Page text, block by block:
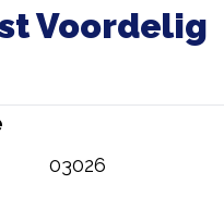
Voordelig
03026